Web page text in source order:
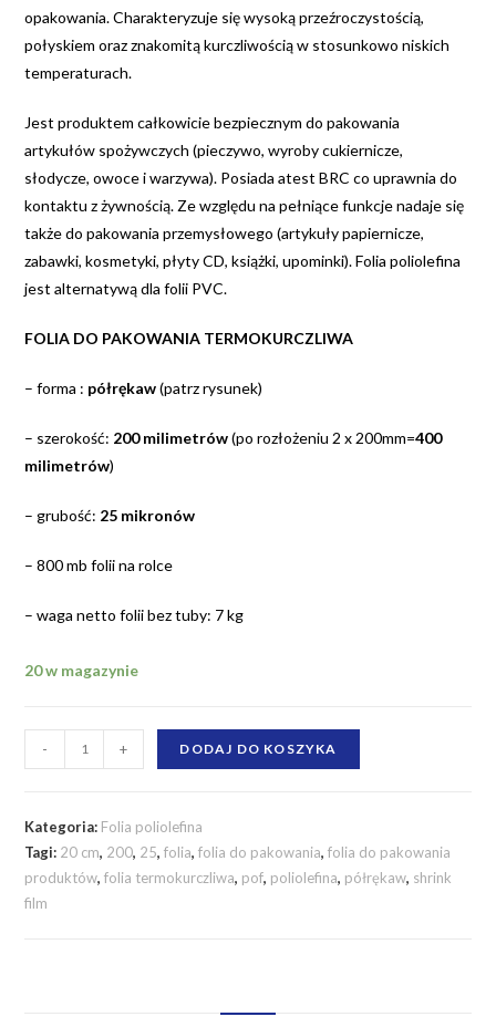
opakowania. Charakteryzuje się wysoką przeźroczystością,
połyskiem oraz znakomitą kurczliwością w stosunkowo niskich
temperaturach.
Jest produktem całkowicie bezpiecznym do pakowania
artykułów spożywczych (pieczywo, wyroby cukiernicze,
słodycze, owoce i warzywa). Posiada atest BRC co uprawnia do
kontaktu z żywnością. Ze względu na pełniące funkcje nadaje się
także do pakowania przemysłowego (artykuły papiernicze,
zabawki, kosmetyki, płyty CD, książki, upominki). Folia poliolefina
jest alternatywą dla folii PVC.
FOLIA DO PAKOWANIA TERMOKURCZLIWA
– forma : półrękaw(patrz rysunek)
– szerokość: 200 milimetrów(po rozłożeniu 2 x 200mm=400
milimetrów)
– grubość: 25 mikronów
– 800 mb folii na rolce
– waga netto folii bez tuby: 7 kg
20 w magazynie
Folia
termokurczliwa
200
mm
/
- + DODAJ DO KOSZYKA
Kategoria: Folia poliolefina
Tagi: 20 cm, 200, 25,folia,folia do pakowania,folia do pakowania
produktów,folia termokurczliwa, pof, poliolefina, półrękaw, shrink
film